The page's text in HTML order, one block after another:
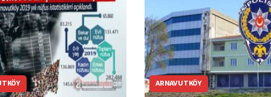
ARNAVUTKÖY